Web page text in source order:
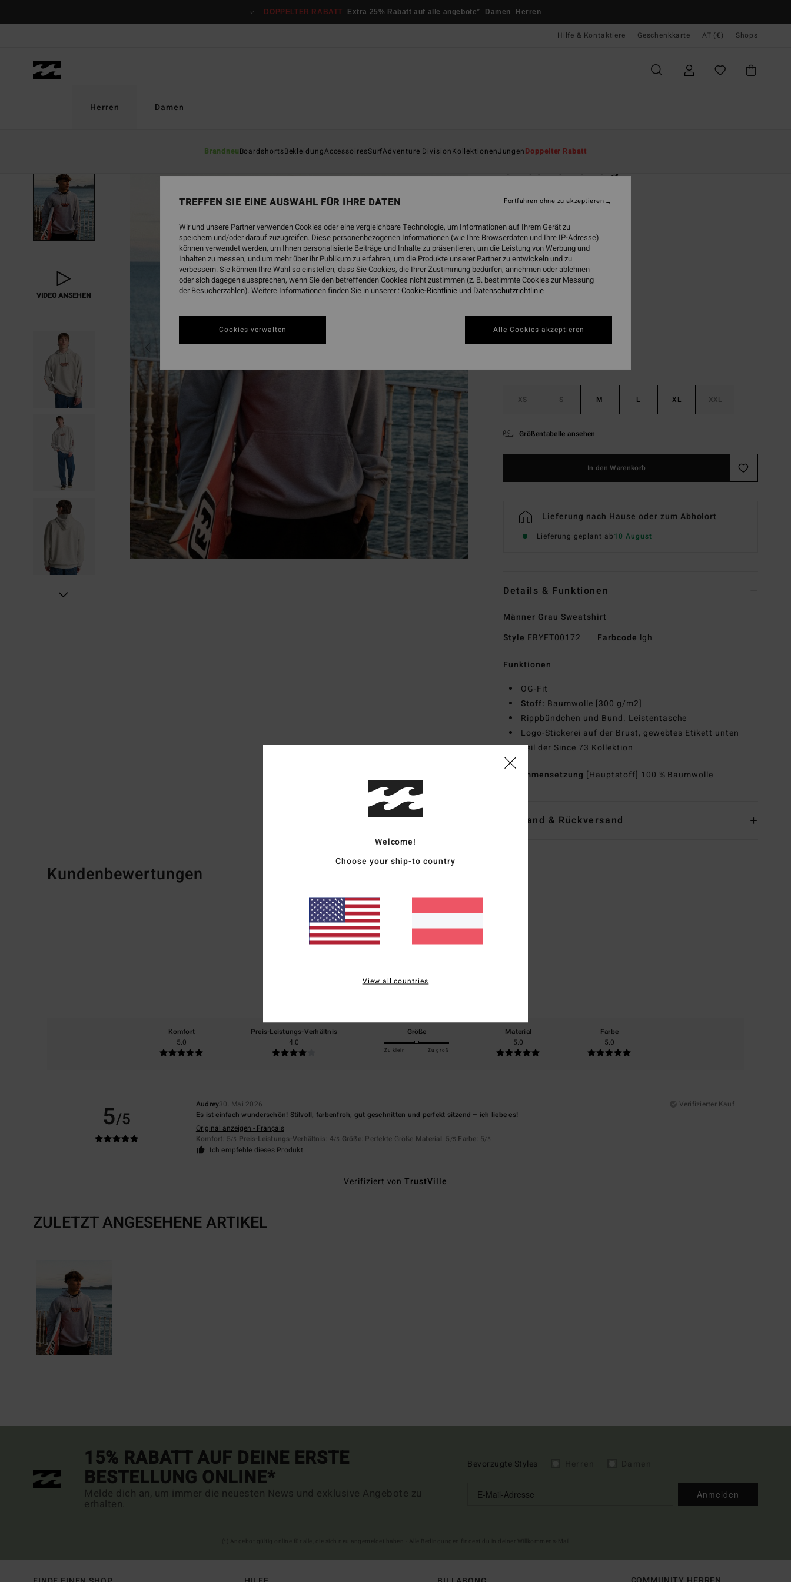
DOPPELTER RABATT Extra 25% Rabatt auf alle angebote* Damen Herren
Hilfe & Kontaktiere Geschenkkarte AT (€) Shops
Herren
BrandneuBoardshortsBekleidungAccessoiresSurfAdventure DivisionKollektionenJungenDoppelter Rabatt
Damen
VIDEO ANSEHEN
Since 73 Burleigh
(1 Bewertungen)
€ 79,95
63%
€ 29,98
SALE
DOPPELTER RABATT EXTRA 25%
XS S M L XL XXL
Größentabelle ansehen
In den Warenkorb
Lieferung nach Hause oder zum Abholort
Lieferung geplant ab10 August
Details & Funktionen
Männer Grau Sweatshirt
Style EBYFT00172 Farbcode lgh
Funktionen
OG-Fit
Stoff: Baumwolle [300 g/m2]
Rippbündchen und Bund. Leistentasche
Logo-Stickerei auf der Brust, gewebtes Etikett unten
Teil der Since 73 Kollektion
Zusammensetzung [Hauptstoff] 100 % Baumwolle
Versand & Rückversand
Kundenbewertungen
Durchschnittliche Bewertung
5.0
Komfort
5.0
Preis-Leistungs-Verhältnis
4.0
Größe
Zu klein Zu groß
Material
5.0
Farbe
5.0
5/5
Audrey30. Mai 2026
Verifizierter Kauf
Es ist einfach wunderschön! Stilvoll, farbenfroh, gut geschnitten und perfekt sitzend – ich liebe es!
Original anzeigen - Français
Komfort: 5/5 Preis-Leistungs-Verhältnis: 4/5 Größe: Perfekte Größe Material: 5 /5 Farbe: 5/5
Ich empfehle dieses Produkt
Verifiziert vonTrustVille
ZULETZT ANGESEHENE ARTIKEL
15% RABATT AUF DEINE ERSTE
BESTELLUNG ONLINE*
Melde dich an, um immer die neuesten News und exklusive Angebote zu
erhalten.
Bevorzugte Styles
Anmelden
Welcome!
Choose your ship-to country
View all countries
TREFFEN SIE EINE AUSWAHL FÜR IHRE DATEN
Wir und unsere Partner verwenden Cookies oder eine vergleichbare Technologie, um Informationen auf Ihrem Gerät zu
speichern und/oder darauf zuzugreifen. Diese personenbezogenen Informationen (wie Ihre Browserdaten und Ihre IP-Adresse)
können verwendet werden, um Ihnen personalisierte Beiträge und Inhalte zu präsentieren, um die Leistung von Werbung und
Inhalten zu messen, und um mehr über ihr Publikum zu erfahren, um die Produkte unserer Partner zu entwickeln und zu
verbessern. Sie können Ihre Wahl so einstellen, dass Sie Cookies, die Ihrer Zustimmung bedürfen, annehmen oder ablehnen
oder sich dagegen aussprechen, wenn Sie den betreffenden Cookies nicht zustimmen (z. B. bestimmte Cookies zur Messung
der Besucherzahlen). Weitere Informationen finden Sie in unserer :Cookie-Richtlinie und Datenschutzrichtlinie
Cookies verwalten
Fortfahren ohne zu akzeptieren
Alle Cookies akzeptieren